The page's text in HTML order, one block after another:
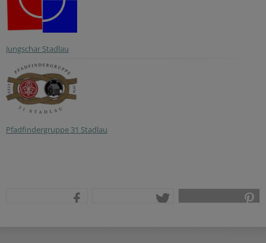
Jungschar Stadlau
Pfadfindergruppe 31 Stadlau